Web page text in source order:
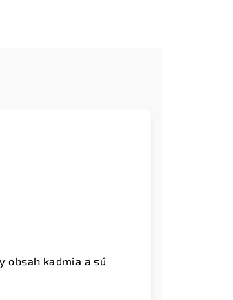
obsah kadmia a sú